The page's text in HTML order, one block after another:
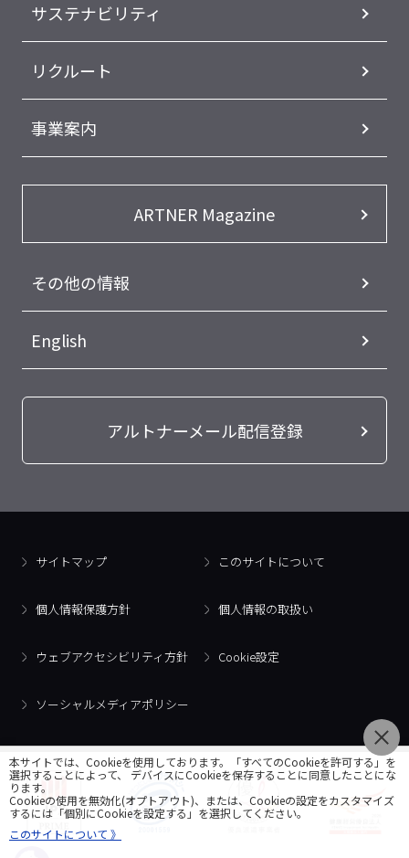
サステナビリティ
リクルート
事業案内
ARTNER Magazine
その他の情報
English
アルトナーメール配信登録
サイトマップ このサイトについて
個人情報保護方針 個人情報の取扱い
ウェブアクセシビリティ方針 Cookie設定
ソーシャルメディアポリシー
本サイトでは、Cookieを使用しております。「すべてのCookieを許可する」を
選択することによって、 デバイスにCookieを保存することに同意したことにな
ります。
Cookieの使用を無効化(オプトアウト)、または、Cookieの設定をカスタマイズ
するには「個別にCookieを設定する」を選択してください。
このサイトについて 》